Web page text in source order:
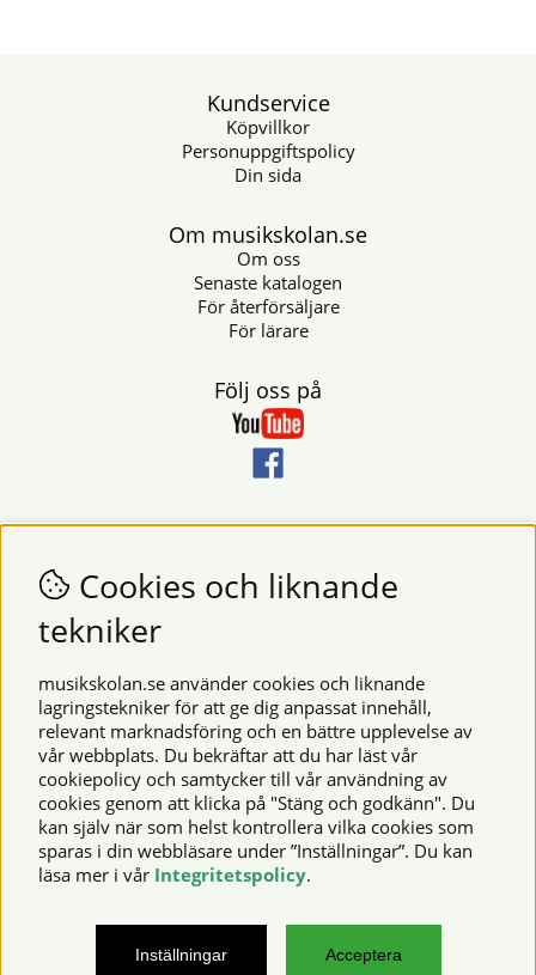
Kundservice
Köpvillkor
Personuppgiftspolicy
Din sida
Om musikskolan.se
Om oss
Senaste katalogen
För återförsäljare
För lärare
Följ oss på
Nyhetsbrev
Vill du få nyheter och erbjudanden från oss? Fyll då i din e-
postadress i fältet nedan.
Säkra betalningar
© 2026 Musikskolan. Vi använder cookies -läs mer här
notskrivningsprogram och mycket mer
Cookies och liknande
tekniker
musikskolan.se använder cookies och liknande
lagringstekniker för att ge dig anpassat innehåll,
relevant marknadsföring och en bättre upplevelse av
vår webbplats. Du bekräftar att du har läst vår
cookiepolicy och samtycker till vår användning av
cookies genom att klicka på "Stäng och godkänn". Du
kan själv när som helst kontrollera vilka cookies som
sparas i din webbläsare under ”Inställningar”. Du kan
läsa mer i vår Integritetspolicy.
Inställningar Acceptera